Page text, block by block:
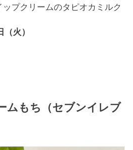
プクリームのタピオカミルク
火）
ムもち（セブンイレブ